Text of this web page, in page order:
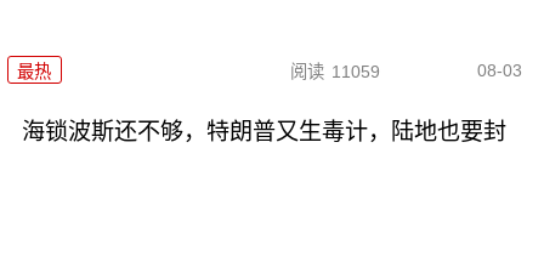
最热 阅读 11059 08-03
海锁波斯还不够，特朗普又生毒计，陆地也要封